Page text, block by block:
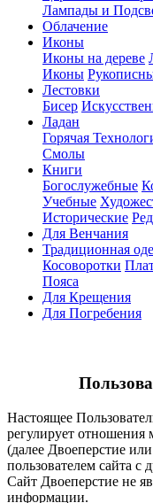
Лампады и
Облачение
Иконы
Иконы на дереве
Иконы
Лестовки
Бисер
Ладан
Горячая
Смолы
Книги
Богослужебные
Учебные
Исторические
Для Венчания
Традиционная
Косоворотки
Пояса
Для Крещения
Для Погребения
Настоящее
регулирует отношения
(далее Двоеперстие
пользователем сайта с
Сайт Двоеперстие не
информации.